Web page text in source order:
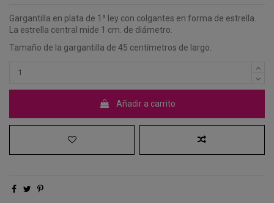
Gargantilla en plata de 1ª ley con colgantes en forma de estrella.
La estrella central mide 1 cm. de diámetro.
Tamaño de la gargantilla de 45 centímetros de largo.
Añadir a carrito